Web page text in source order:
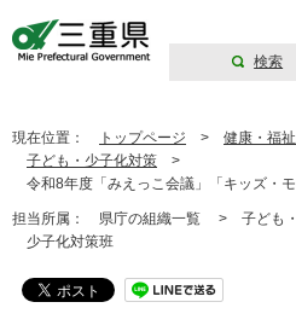
検索
現在位置： トップページ > 健康・福
子ども・少子化対策 >
令和8年度「みえっこ会議」「キッズ・
担当所属： 県庁の組織一覧 > 子ども
少子化対策班